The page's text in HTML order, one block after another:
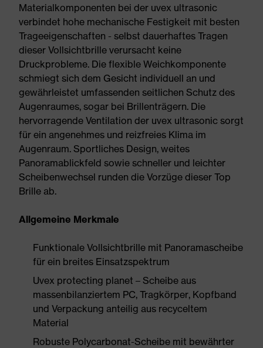
Materialkomponenten bei der uvex ultrasonic
verbindet hohe mechanische Festigkeit mit besten
Trageeigenschaften - selbst dauerhaftes Tragen
dieser Vollsichtbrille verursacht keine
Druckprobleme. Die flexible Weichkomponente
schmiegt sich dem Gesicht individuell an und
gewährleistet umfassenden seitlichen Schutz des
Augenraumes, sogar bei Brillenträgern. Die
hervorragende Ventilation der uvex ultrasonic sorgt
für ein angenehmes und reizfreies Klima im
Augenraum. Sportliches Design, weites
Panoramablickfeld sowie schneller und leichter
Scheibenwechsel runden die Vorzüge dieser Top
Brille ab.
Allgemeine Merkmale
Funktionale Vollsichtbrille mit Panoramascheibe
für ein breites Einsatzspektrum
Uvex protecting planet – Scheibe aus
massenbilanziertem PC, Tragkörper, Kopfband
und Verpackung anteilig aus recyceltem
Material
Robuste Polycarbonat-Scheibe mit bewährter